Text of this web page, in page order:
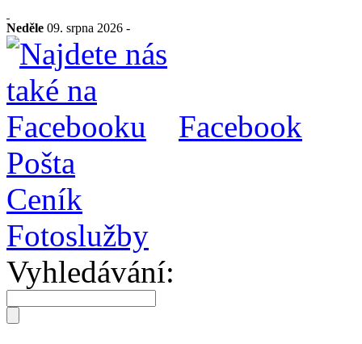
Neděle 09. srpna 2026 -
Facebook
Pošta
Ceník
Fotoslužby
Vyhledávání: